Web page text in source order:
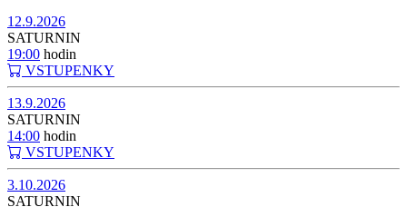
12.9.2026
SATURNIN
19:00 hodin
VSTUPENKY
13.9.2026
SATURNIN
14:00 hodin
VSTUPENKY
3.10.2026
SATURNIN